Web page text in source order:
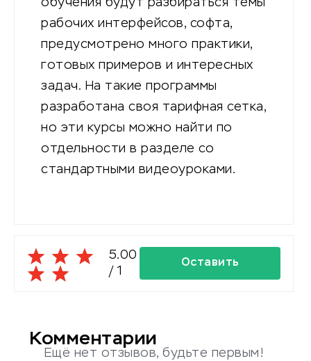
обучения будут разбираться темы
рабочих интерфейсов, софта,
предусмотрено много практики,
готовых примеров и интересных
задач. На такие программы
разработана своя тарифная сетка,
но эти курсы можно найти по
отдельности в разделе со
стандартными видеоуроками.
5.00
/ 1
Оставить
Комментарии
Ещё нет отзывов, будьте первым!